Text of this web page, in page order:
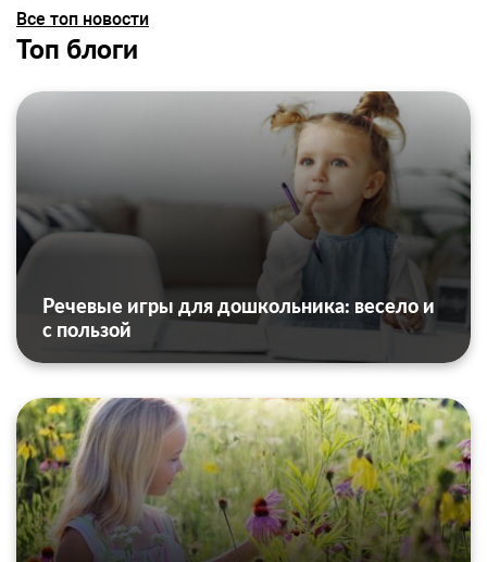
Все топ новости
Топ блоги
Речевые игры для дошкольника: весело и
с пользой